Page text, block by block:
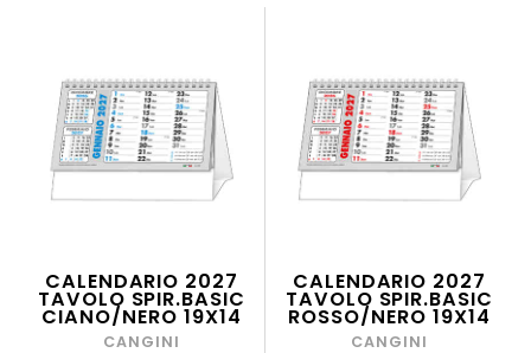
CALENDARIO 2027
TAVOLO SPIR.BASIC
CIANO/NERO 19X14
CANGINI
CALENDARIO 2027
TAVOLO SPIR.BASIC
ROSSO/NERO 19X14
CANGINI